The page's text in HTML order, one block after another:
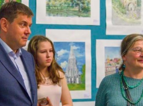
IV века. По церковному
сохранились нетленными
миро, от которого исцелилось
В 1087 году мощи Николая
в итальянский город
и поныне.
соусе